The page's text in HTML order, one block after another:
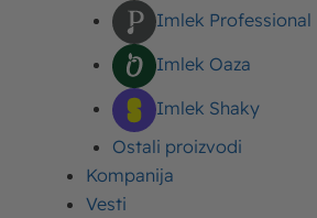
Imlek Professional
Imlek Oaza
Imlek Shaky
Ostali proizvodi
Kompanija
Vesti
Kašičica soli
Priprema